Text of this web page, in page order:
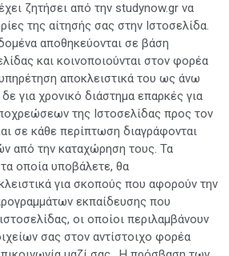
ζητήσει από την studynow.gr να
της αίτησής σας στην Ιστοσελίδα.
αποθηκεύονται σε βάση
και κοινοποιούνται στον φορέα
αποκλειστικά του ως άνω
για χρονικό διάστημα επαρκές για
της Ιστοσελίδας προς τον
σε κάθε περίπτωση διαγράφονται
από την καταχώρηση τους. Τα
οποία υποβάλετε, θα
για σκοπούς που αφορούν την
εκπαίδευσης που
οι οποίοι περιλαμβάνουν
σας στον αντίστοιχο φορέα